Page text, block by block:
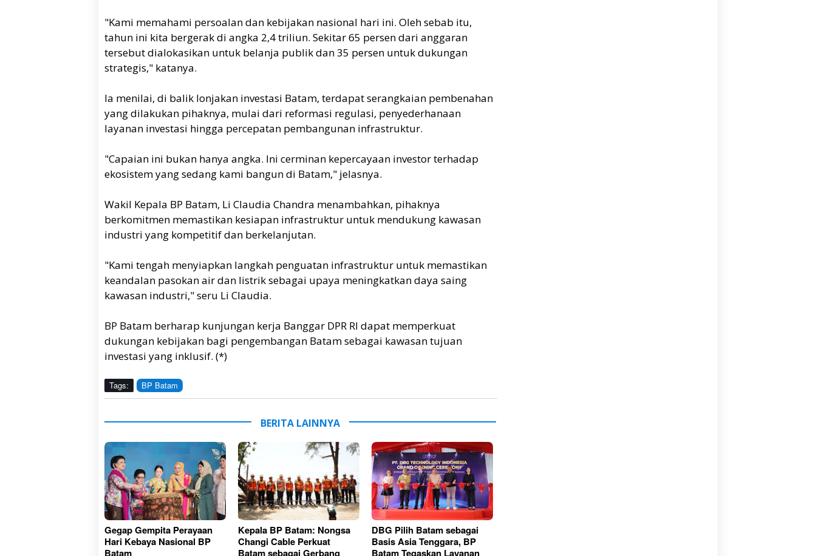
"Kami memahami persoalan dan kebijakan nasional hari ini. Oleh sebab itu,
tahun ini kita bergerak di angka 2,4 triliun. Sekitar 65 persen dari anggaran
tersebut dialokasikan untuk belanja publik dan 35 persen untuk dukungan
strategis," katanya.
Ia menilai, di balik lonjakan investasi Batam, terdapat serangkaian pembenahan
yang dilakukan pihaknya, mulai dari reformasi regulasi, penyederhanaan
layanan investasi hingga percepatan pembangunan infrastruktur.
"Capaian ini bukan hanya angka. Ini cerminan kepercayaan investor terhadap
ekosistem yang sedang kami bangun di Batam," jelasnya.
Wakil Kepala BP Batam, Li Claudia Chandra menambahkan, pihaknya
berkomitmen memastikan kesiapan infrastruktur untuk mendukung kawasan
industri yang kompetitif dan berkelanjutan.
"Kami tengah menyiapkan langkah penguatan infrastruktur untuk memastikan
keandalan pasokan air dan listrik sebagai upaya meningkatkan daya saing
kawasan industri," seru Li Claudia.
BP Batam berharap kunjungan kerja Banggar DPR RI dapat memperkuat
dukungan kebijakan bagi pengembangan Batam sebagai kawasan tujuan
investasi yang inklusif. (*)
Tags: BP Batam
BERITA LAINNYA
Gegap Gempita Perayaan
Hari Kebaya Nasional BP
Batam
Kepala BP Batam: Nongsa
Changi Cable Perkuat
Batam sebagai Gerbang
DBG Pilih Batam sebagai
Basis Asia Tenggara, BP
Batam Tegaskan Layanan